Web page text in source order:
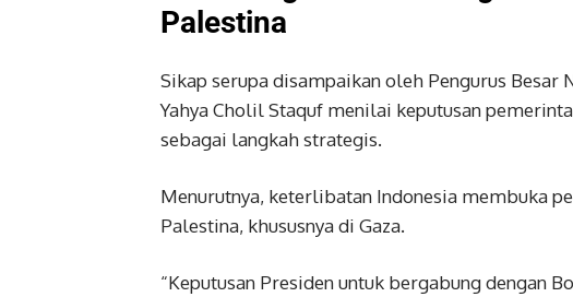
Palestina
Sikap serupa disampaikan oleh Pengurus
Yahya Cholil Staquf menilai keputusan
sebagai langkah strategis.
Menurutnya, keterlibatan Indonesia membuka
Palestina, khususnya di Gaza.
“Keputusan Presiden untuk bergabung dengan